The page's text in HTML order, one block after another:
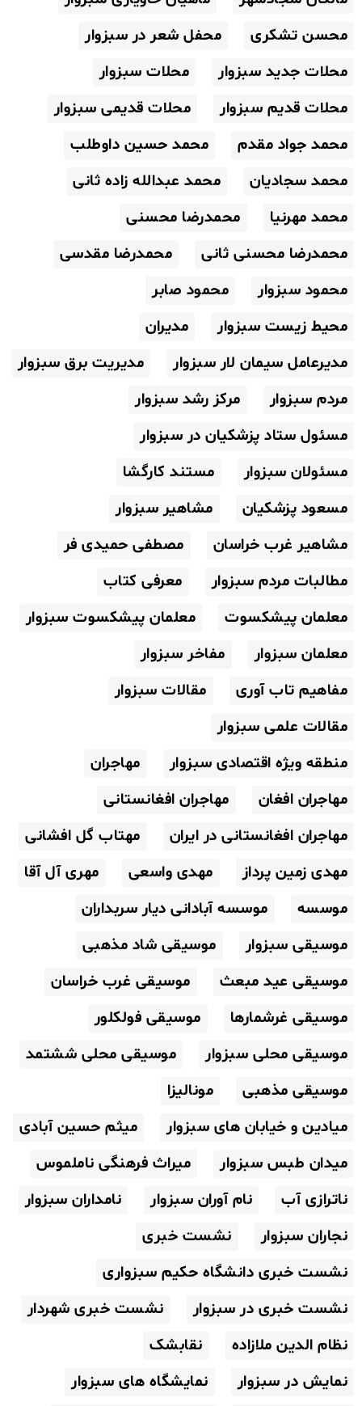
محسن تشکری
محفل شعر در سبزوار
محلات جدید سبزوار
محلات سبزوار
محلات قدیم سبزوار
محلات قدیمی سبزوار
محمد جواد مقدم
محمد حسین داوطلب
محمد سجادیان
محمد عبدالله زاده ثانی
محمد مهرنیا
محمدرضا محسنی
محمدرضا محسنی ثانی
محمدرضا مقدسی
محمود سبزوار
محمود صابر
محیط زیست سبزوار
مدیران
مدیرعامل سیمان لار سبزوار
مدیریت برق سبزوار
مردم سبزوار
مرکز رشد سبزوار
مسئول ستاد پزشکیان در سبزوار
مسئولان سبزوار
مستند کارگشا
مسعود پزشکیان
مشاهیر سبزوار
مشاهیر غرب خراسان
مصطفی حمیدی فر
مطالبات مردم سبزوار
معرفی کتاب
معلمان پیشکسوت
معلمان پیشکسوت سبزوار
معلمان سبزوار
مفاخر سبزوار
مفاهیم تاب آوری
مقالات سبزوار
مقالات علمی سبزوار
منطقه ویژه اقتصادی سبزوار
مهاجران
مهاجران افغان
مهاجران افغانستانی
مهاجران افغانستانی در ایران
مهتاب گل افشانی
مهدی زمین پرداز
مهدی واسعی
مهری آل آقا
موسسه
موسسه آبادانی دیار سربداران
موسیقی سبزوار
موسیقی شاد مذهبی
موسیقی عید مبعث
موسیقی غرب خراسان
موسیقی غرشمارها
موسیقی فولکلور
موسیقی محلی سبزوار
موسیقی محلی ششتمد
موسیقی مذهبی
مونالیزا
میادین و خیابان های سبزوار
میثم حسین آبادی
میدان طبس سبزوار
میراث فرهنگی ناملموس
ناترازی آب
نام آوران سبزوار
نامداران سبزوار
نجاران سبزوار
نشست خبری
نشست خبری دانشگاه حکیم سبزواری
نشست خبری در سبزوار
نشست خبری شهردار
نظام الدین ملازاده
نقابشک
نمایش در سبزوار
نمایشگاه های سبزوار